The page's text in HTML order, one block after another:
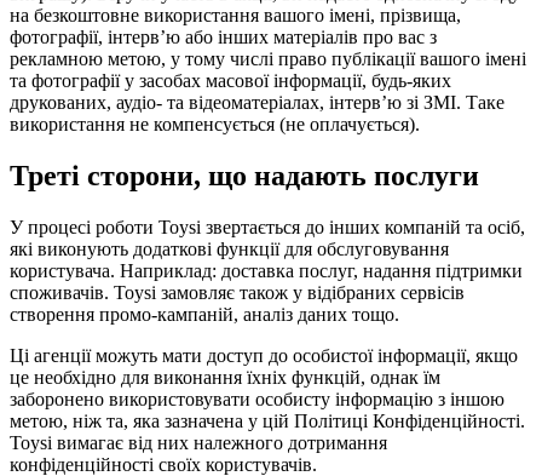
на безкоштовне використання вашого імені, прізвища,
фотографії, інтерв’ю або інших матеріалів про вас з
рекламною метою, у тому числі право публікації вашого імені
та фотографії у засобах масової інформації, будь-яких
друкованих, аудіо- та відеоматеріалах, інтерв’ю зі ЗМІ. Таке
використання не компенсується (не оплачується).
Треті сторони, що надають послуги
У процесі роботи Toysi звертається до інших компаній та осіб,
які виконують додаткові функції для обслуговування
користувача. Наприклад: доставка послуг, надання підтримки
споживачів. Toysi замовляє також у відібраних сервісів
створення промо-кампаній, аналіз даних тощо.
Ці агенції можуть мати доступ до особистої інформації, якщо
це необхідно для виконання їхніх функцій, однак їм
заборонено використовувати особисту інформацію з іншою
метою, ніж та, яка зазначена у цій Політиці Конфіденційності.
Toysi вимагає від них належного дотримання
конфіденційності своїх користувачів.